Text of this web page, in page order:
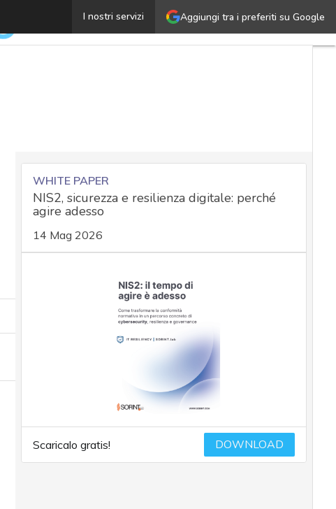
Aggiungi tra i preferiti su Google
I nostri servizi
L’evoluzione del mobile malware: credenziali
WHITE PAPER
NIS2, sicurezza e resilienza digitale: perché
agire adesso
14 Mag 2026
Scaricalo gratis! DOWNLOAD